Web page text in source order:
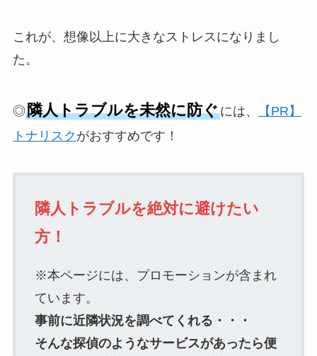
これが、想像以上に大きなストレスになりまし
た。
◎隣人トラブルを未然に防ぐには、
【PR】
トナリスク がおすすめです！
隣人トラブルを絶対に避けたい
方！
※本ページには、プロモーションが含まれ
ています。
事前に近隣状況を調べてくれる・・・
そんな探偵のようなサービスがあったら便